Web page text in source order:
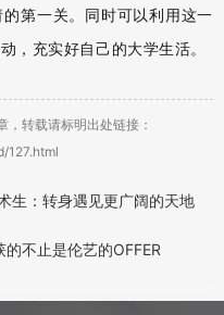
的第一关。同时可以利用这一
，充实好自己的大学生活。
转载请标明出处链接：
127.html
生：转身遇见更广阔的天地
不止是伦艺的OFFER